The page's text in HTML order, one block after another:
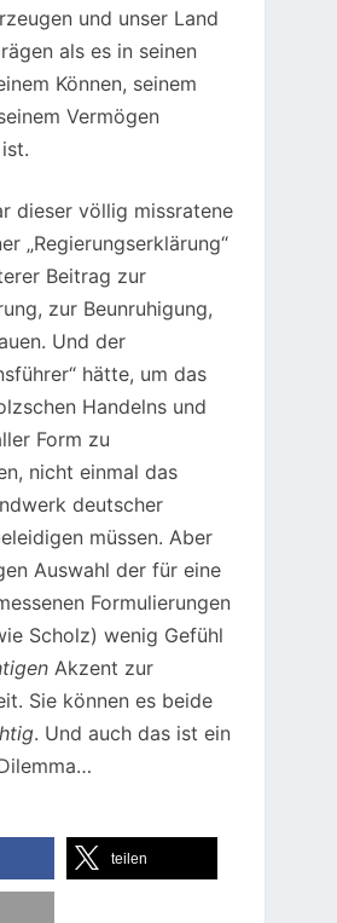
und unser Land
als es in seinen
Können, seinem
Vermögen
dieser völlig missratene
„Regierungserklärung“
Beitrag zur
zur Beunruhigung,
Und der
hätte, um das
Handelns und
Form zu
nicht einmal das
deutscher
müssen. Aber
Auswahl der für eine
Formulierungen
Scholz) wenig Gefühl
Akzent zur
Sie können es beide
. Und auch das ist ein
teilen